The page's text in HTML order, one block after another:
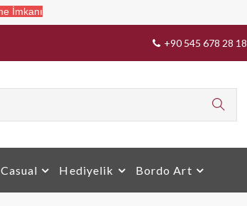
+90 545 678 28 18
Casual Hediyelik Bordo Art